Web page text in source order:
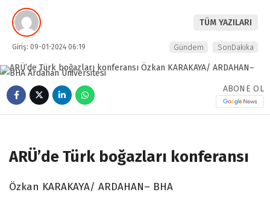
TÜM YAZILARI
Giriş: 09-01-2024 06:19 Gündem SonDakika
ABONE OL
ARÜ’de Türk boğazları konferansı
Özkan KARAKAYA/ ARDAHAN– BHA